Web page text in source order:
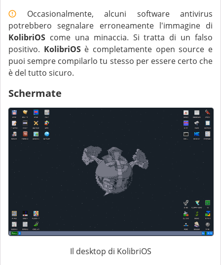
Occasionalmente, alcuni software antivirus
potrebbero segnalare erroneamente l'immagine di
KolibriOS come una minaccia. Si tratta di un falso
positivo. KolibriOSè completamente open source e
puoi sempre compilarlo tu stesso per essere certo che
è del tutto sicuro.
Schermate
Il desktop di KolibriOS